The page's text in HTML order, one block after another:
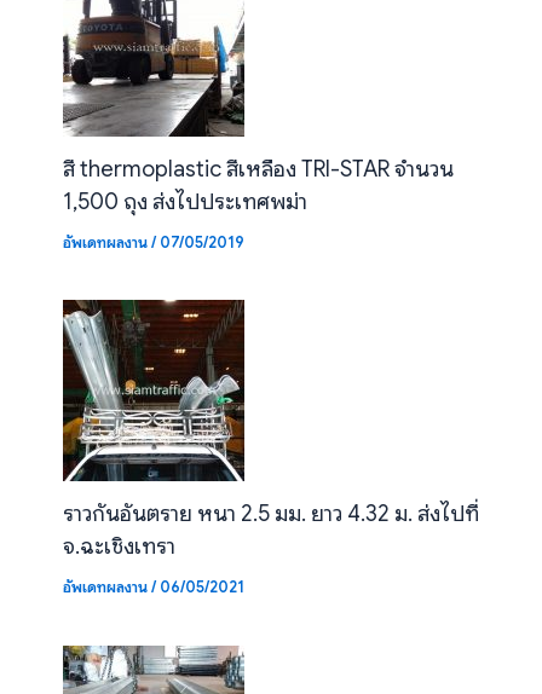
สี thermoplastic สีเหลือง TRI-STAR จำนวน
1,500 ถุง ส่งไปประเทศพม่า
อัพเดทผลงาน/07/05/2019
ราวกันอันตราย หนา 2.5 มม. ยาว 4.32 ม. ส่งไปที่
จ.ฉะเชิงเทรา
อัพเดทผลงาน/06/05/2021